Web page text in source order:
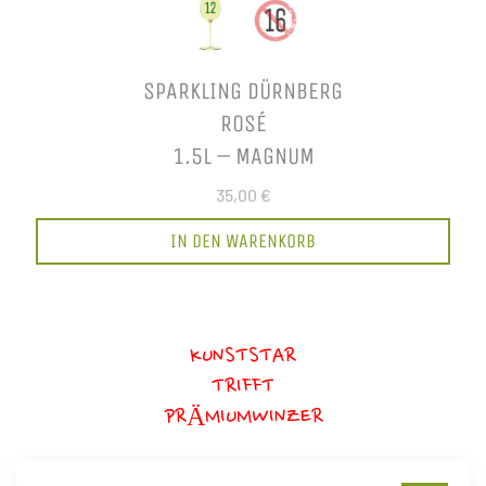
SPARKLING DÜRNBERG
ROSÉ
1.5L – MAGNUM
35,00 €
IN DEN WARENKORB
KUNSTSTAR
TRIFFT
PRÄMIUMWINZER